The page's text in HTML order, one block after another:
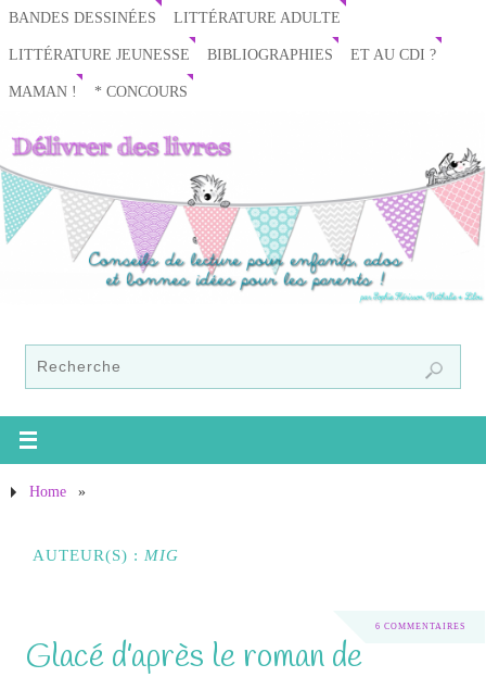
BANDES DESSINÉES LITTÉRATURE ADULTE
LITTÉRATURE JEUNESSE BIBLIOGRAPHIES ET AU CDI ?
MAMAN ! * CONCOURS
Home »
AUTEUR(S) : MIG
6 COMMENTAIRES
Glacé d’après le roman de